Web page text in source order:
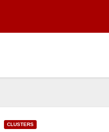
CLUSTERS